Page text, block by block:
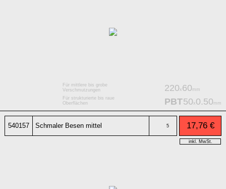
Für mittlere bis grobe
Verschmutzungen
Für strukturierte bis raue
Oberflächen
220 x 60 mm
PBT50 x 0.50 mm
540157 Schmaler Besen mittel 5 17,76 €
inkl. MwSt.